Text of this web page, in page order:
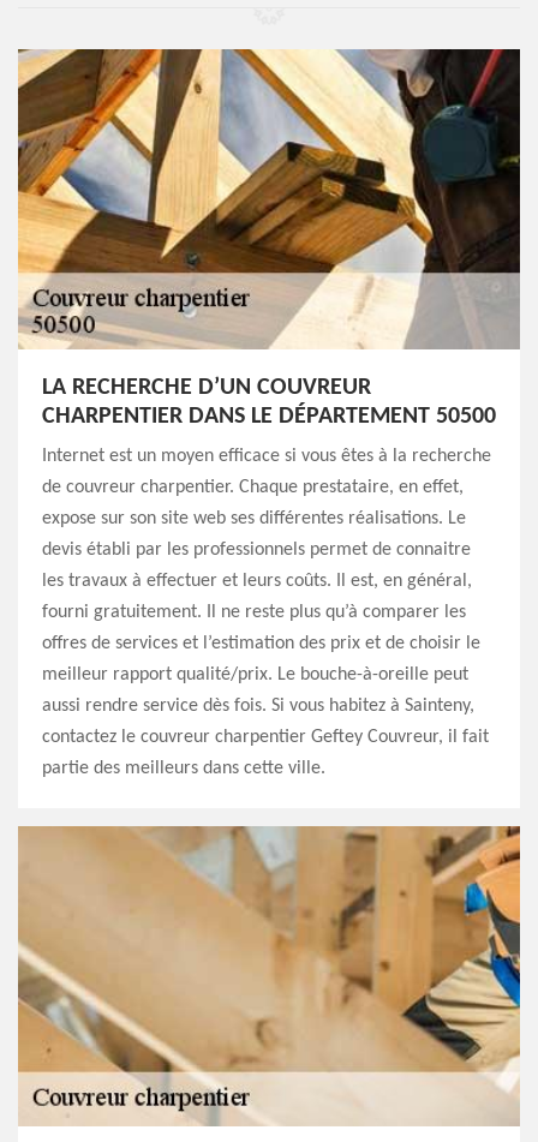
LA RECHERCHE D’UN COUVREUR
CHARPENTIER DANS LE DÉPARTEMENT 50500
Internet est un moyen efficace si vous êtes à la recherche
de couvreur charpentier. Chaque prestataire, en effet,
expose sur son site web ses différentes réalisations. Le
devis établi par les professionnels permet de connaitre
les travaux à effectuer et leurs coûts. Il est, en général,
fourni gratuitement. Il ne reste plus qu’à comparer les
offres de services et l’estimation des prix et de choisir le
meilleur rapport qualité/prix. Le bouche-à-oreille peut
aussi rendre service dès fois. Si vous habitez à Sainteny,
contactez le couvreur charpentier Geftey Couvreur, il fait
partie des meilleurs dans cette ville.